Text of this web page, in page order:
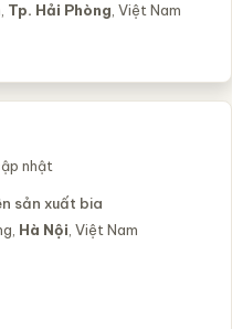
Tp. Hải Phòng , Việt Nam
nhật
sản xuất bia
Hà Nội , Việt Nam